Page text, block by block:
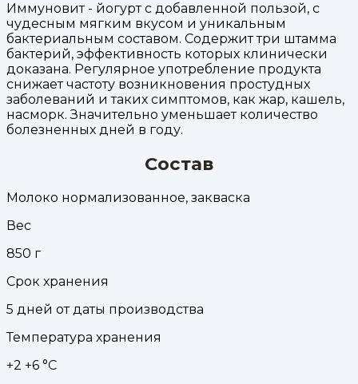
Иммуновит - йогурт с добавленной пользой, с
чудесным мягким вкусом и уникальным
бактериальным составом. Содержит три штамма
бактерий, эффективность которых клинически
доказана. Регулярное употребление продукта
снижает частоту возникновения простудных
заболеваний и таких симптомов, как жар, кашель,
насморк. Значительно уменьшает количество
болезненных дней в году.
Состав
Молоко нормализованное, закваска
Вес
850 г
Срок хранения
5 дней от даты производства
Температура хранения
+2 +6 °С